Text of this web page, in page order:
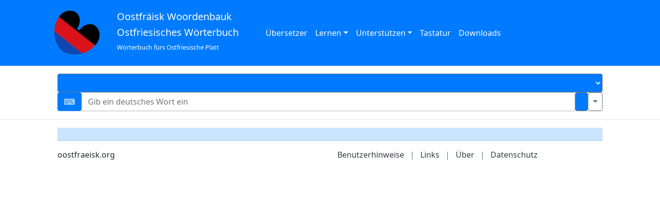
Oostfräisk Woordenbauk
Ostfriesisches Wörterbuch
Wörterbuch fürs Ostfriesische Platt
Übersetzer Lernen Unterstützen Tastatur Downloads
oostfraeisk.org Benutzerhinweise | Links | Über | Datenschutz